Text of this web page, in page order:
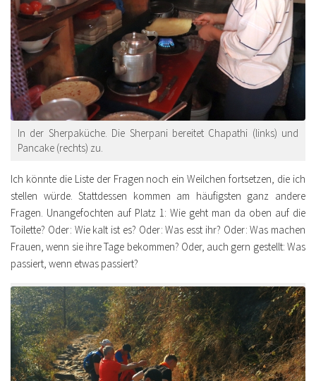
In der Sherpaküche. Die Sherpani bereitet Chapathi (links) und
Pancake (rechts) zu.
Ich könnte die Liste der Fragen noch ein Weilchen fortsetzen, die ich
stellen würde. Stattdessen kommen am häufigsten ganz andere
Fragen. Unangefochten auf Platz 1: Wie geht man da oben auf die
Toilette? Oder: Wie kalt ist es? Oder: Was esst ihr? Oder: Was machen
Frauen, wenn sie ihre Tage bekommen? Oder, auch gern gestellt: Was
passiert, wenn etwas passiert?